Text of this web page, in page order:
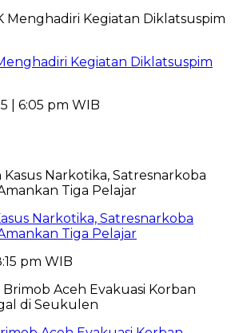
Kegiatan Diklatsuspim
| 6:05 pm WIB
Narkotika, Satresnarkoba
Tiga Pelajar
pm WIB